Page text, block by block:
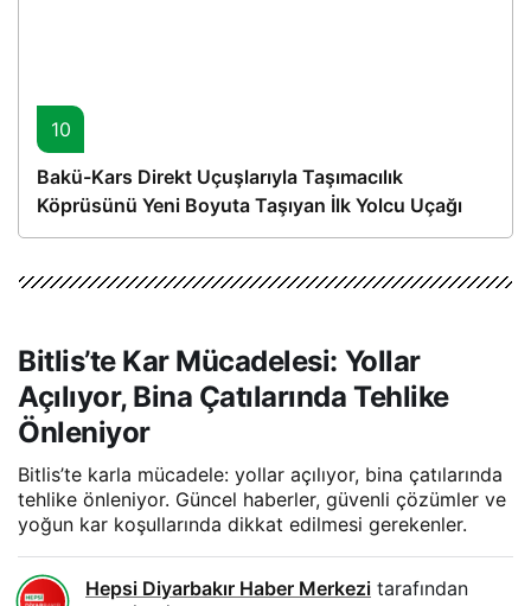
10
Bakü-Kars Direkt Uçuşlarıyla Taşımacılık
Köprüsünü Yeni Boyuta Taşıyan İlk Yolcu Uçağı
Hareket Etti
Bitlis’te Kar Mücadelesi: Yollar
Açılıyor, Bina Çatılarında Tehlike
Önleniyor
Bitlis’te karla mücadele: yollar açılıyor, bina çatılarında
tehlike önleniyor. Güncel haberler, güvenli çözümler ve
yoğun kar koşullarında dikkat edilmesi gerekenler.
Hepsi Diyarbakır Haber Merkezi tarafından